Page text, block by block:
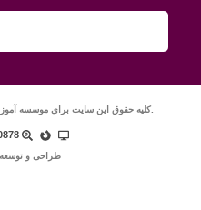
کلیه حقوق این سایت برای موسسه آموزش عالی لیان بوشهر محفوظ می‌باشد.
طراحی و